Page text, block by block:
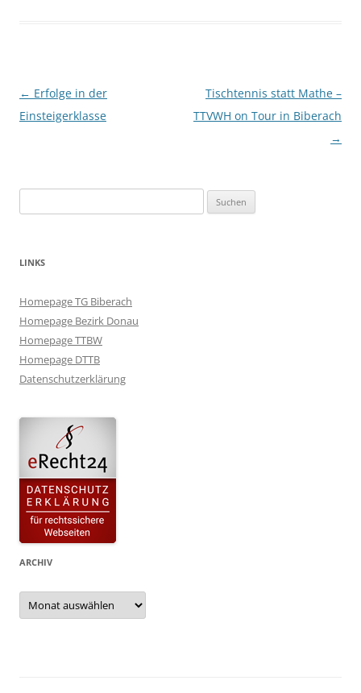
Beitragsnavigation
← Erfolge in der
Einsteigerklasse
Tischtennis statt Mathe –
TTVWH on Tour in Biberach
→
nach:
LINKS
Homepage TG Biberach
Homepage Bezirk Donau
Homepage TTBW
Homepage DTTB
Datenschutzerklärung
ARCHIV
Archiv